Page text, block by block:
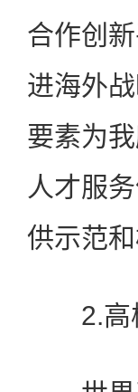
合作创
进海外
要素为
人才服
供示范
2.高校